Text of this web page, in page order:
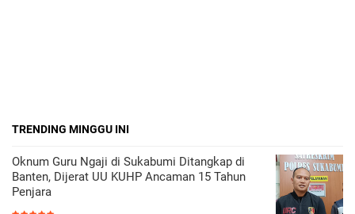
TRENDING MINGGU INI
Oknum Guru Ngaji di Sukabumi Ditangkap di
Banten, Dijerat UU KUHP Ancaman 15 Tahun
Penjara